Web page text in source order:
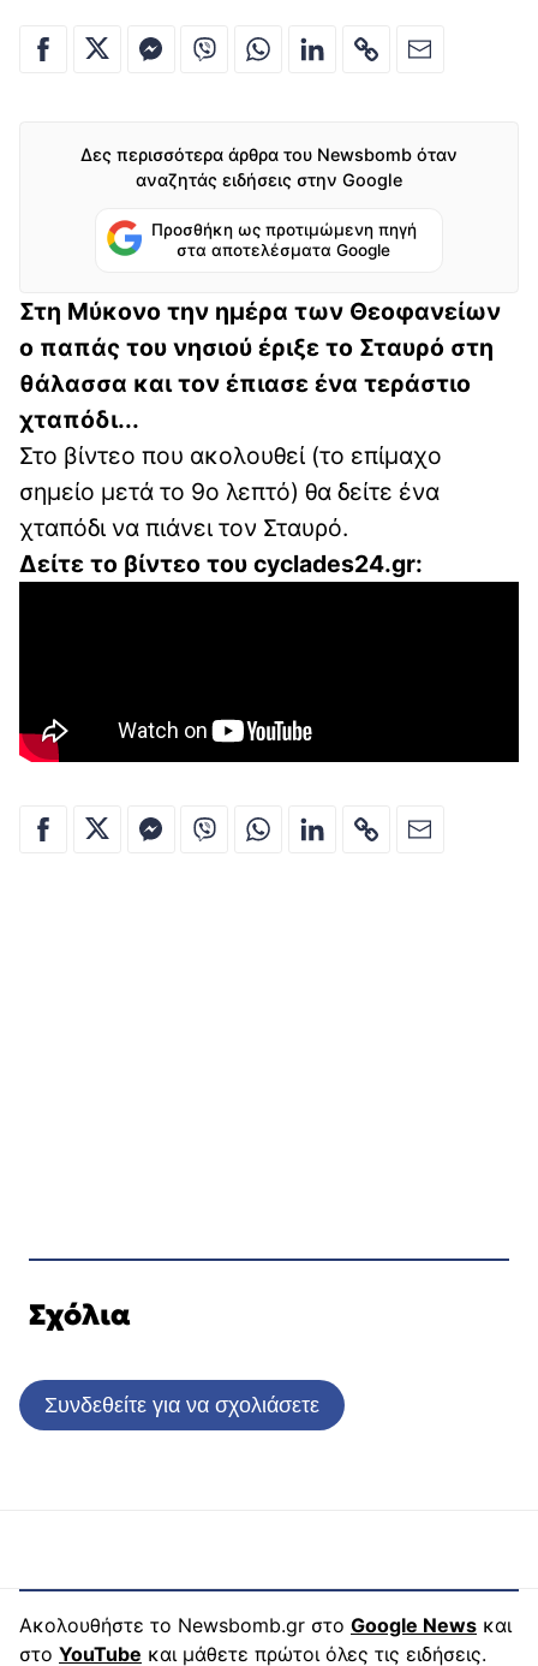
Δες περισσότερα άρθρα του Newsbomb όταν
αναζητάς ειδήσεις στην Google
Προσθήκη ως προτιμώμενη πηγή
στα αποτελέσματα Google
Στη Μύκονο την ημέρα των Θεοφανείων
ο παπάς του νησιού έριξε το Σταυρό στη
θάλασσα και τον έπιασε ένα τεράστιο
χταπόδι...
Στο βίντεο που ακολουθεί (το επίμαχο
σημείο μετά το 9ο λεπτό) θα δείτε ένα
χταπόδι να πιάνει τον Σταυρό.
Δείτε το βίντεο του cyclades24.gr:
Σχόλια
Συνδεθείτε για να σχολιάσετε
Ακολουθήστε το Newsbomb.gr στο Google News και
στο YouTube και μάθετε πρώτοι όλες τις ειδήσεις.